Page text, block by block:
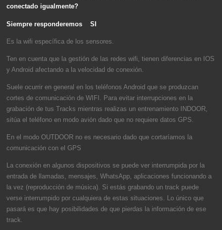
conectado igualmente?
Siempre responderemos SI
Es la wifi específica de los sensores.
Ten en cuenta que la gestión de las redes wifi, tienen diferencias en IOS
y Android afectando a la velocidad de conexión.
Suele ocurrir en general en los teléfonos Android que se produzcan
cortes de comunicación de WIFI. Para evitar interrupciones en la
grabación de tus Tracks mientras realizas un entrenamiento INDOOR,
sitúa el teléfono en modo avión dado que no requiere datos GPS.
En el modo OUTDOOR no es necesario dado que cortaríamos la
comunicación con el GPS
La conexión en algunos dispositivos se puede ver interrumpida por la
entrada de llamadas, mensajes, WhatsApp, aplicaciones funcionando a
la vez (reproducción de música). Si estás grabando un track puede
verse interrumpido por cualquiera de estas situaciones. Lo único que
pasará es que hay posibilidades de que pierdas la información de ese
track.